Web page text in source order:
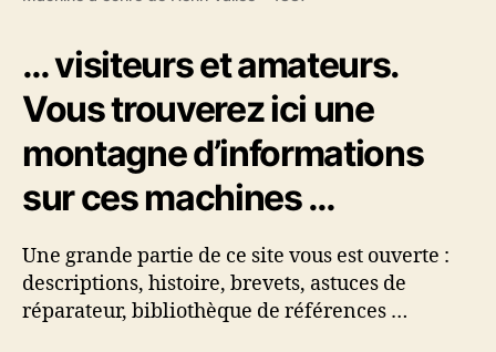
… visiteurs et amateurs.
Vous trouverez ici une
montagne d’informations
sur ces machines …
Une grande partie de ce site vous est ouverte :
descriptions, histoire, brevets, astuces de
réparateur, bibliothèque de références …